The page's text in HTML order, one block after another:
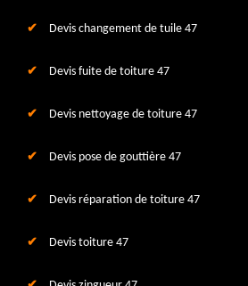
Devis changement de tuile 47
Devis fuite de toiture 47
Devis nettoyage de toiture 47
Devis pose de gouttière 47
Devis réparation de toiture 47
Devis toiture 47